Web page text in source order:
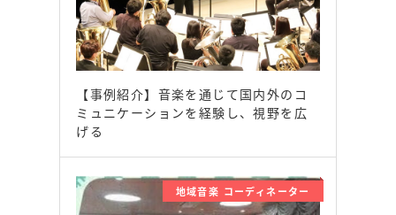
【事例紹介】音楽を通じて国内外のコ
ミュニケーションを経験し、視野を広
げる
地域音楽 コーディネーター